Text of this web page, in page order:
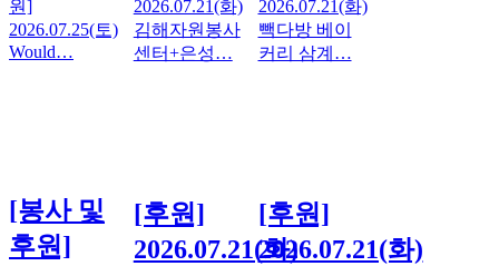
[봉사 및
후원]
[후원]
2026.07.21(화)
[후원]
2026.07.21(화)